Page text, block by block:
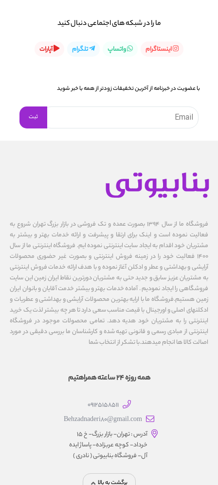
ما را در شبكه های اجتماعی دنبال کنید
اینستاگرام واتساپ تلگرام آپارات
با عضویت در خبرنامه از آخرین تخفیفات زودتر از همه با خبر شوید
فروشگاه ما از سال ۱۳۹۴ بصورت عمده و تک فروشی در بازار بزرگ تهران شروع به
فعالیت نموده است و اینک برای ارتقا و پیشرفت و ارائه خدمات بهتر و بیشتر به
مشتریان خود اقدام به ایجاد سایت اینترنتی نموده ایم. فروشگاه اینترنتی ما از سال
1400 فعالیت خود را در زمینه فروش اینترنتی و بصورت غیر حضوری محصولات
آرایشی و بهداشتی و عطر و ادکلن آغاز نموده و با هدف ارائه خدمات فروش اینترنتی
به مشتریان عزیز سابق و جدید حتی به مشتریان دورترین نقاط ایران زمین این سایت
فروشگاهی را ایجاد نمودیم . آماده خدمات بهتر و بیشتر خدمت آقایان و بانوان ایران
زمین هستیم.فروشگاه ما با ارایه بهترین محصولات آرایشی و بهداشتی و عطریات و
ادکلنهای اصلی و اورجینال با قیمت مناسب سعی دارد تا هر چه بیشتر لذت یک خرید
اینترنتی را به مشتریان خود هدیه دهد. تمامی محصولات موجود در فروشگاه
اینترنتی از مبادی رسمی و قانونی تهیه شده و کارشناسان ما بررسی دقیقی در مورد
اصالت کالا ها انجام میدهند.با تشکر از انتخاب شما
همه روزه 24 ساعته همراهتیم
09125158511
Behzadnaderi80@gmail.com
آدرس : تهران- بازار بزرگ- خ ۱۵
خرداد- کوچه عربزاده- پاساژ ایده
آل- فروشگاه بنابیوتی ( نادری )
برگشت به بالا